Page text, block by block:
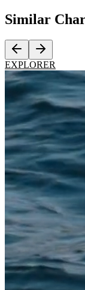
Similar
EXPLORER